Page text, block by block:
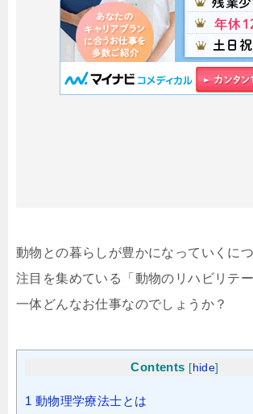
動物との暮らしが豊かになっていくにつ
注目を集めている「動物のリハビリテー
一体どんなお仕事なのでしょうか？
Contents [ hide]
1 動物理学療法士とは